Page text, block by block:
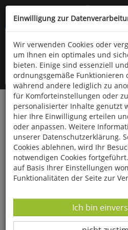
Kompletten Head der Seite
oder (06766)
Startseite Bücher Quelle &
Bestimmungskarten
Blütenpflanzen am
Einwilligung zur
Wir verwenden Cookies oder
um Ihnen ein optimales und
bieten. Einige sind essenziell
ordnungsgemäße Funktionieren
während andere lediglich zu
für Komforteinstellungen oder
personalisierter Inhalte genutzt
hier Ihre Einwilligung erteilen
oder anpassen. Weitere
unserer Datenschutzerklärung.
Cookies ablehnen, wird Ihr
notwendigen Cookies
auf Basis Ihrer Einstellungen
Funktionalitäten der Seite zur
Ich bin